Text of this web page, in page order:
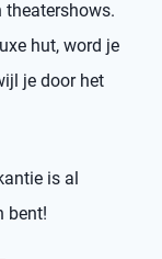
hut, word je
je door het
is al
bent!